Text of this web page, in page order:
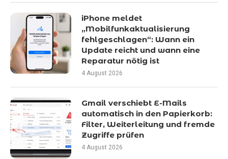
iPhone meldet
„Mobilfunkaktualisierung
fehlgeschlagen“: Wann ein
Update reicht und wann eine
Reparatur nötig ist
4 August 2026
Gmail verschiebt E-Mails
automatisch in den Papierkorb:
Filter, Weiterleitung und fremde
Zugriffe prüfen
4 August 2026